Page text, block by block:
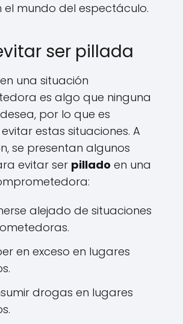
el mundo del espectáculo.
ser pillada
en una situación
es algo que ninguna
por lo que es
estas situaciones. A
se presentan algunos
evitar ser pillado en una
alejado de situaciones
en exceso en lugares
drogas en lugares